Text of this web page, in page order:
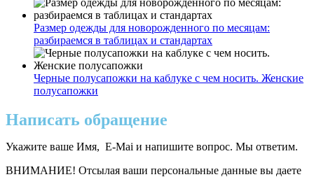
Размер одежды для новорожденного по месяцам:
разбираемся в таблицах и стандартах
Черные полусапожки на каблуке с чем носить. Женские
полусапожки
Написать обращение
Укажите ваше Имя, E-Mai и напишите вопрос. Мы ответим.
ВНИМАНИЕ! Отсылая ваши персональные данные вы даете